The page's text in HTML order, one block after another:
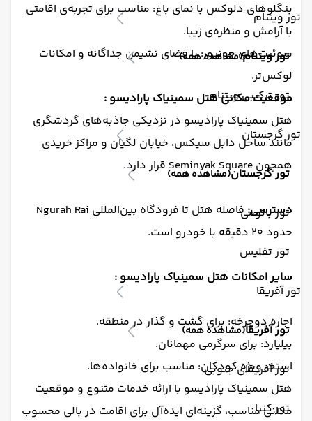
تور ویتنام
تور ویتنام(مشاهده همه)
تور ترکیبی ویتنام
تور گرجستان
تور گرجستان(مشاهده همه)
تور باتومی
تور تفلیس
تور آفریقا
تور آفریقا(مشاهده همه)
تور آفریقای جنوبی
تور کنیا
بنگلوهای دلوکس با نمای باغ: مناسب برای تجربه‌ی اقامتی
با آرامش و منظره‌ی زیبا.
سوئیت‌های جونیور: با فضای نشیمن جداگانه و امکانات
لوکس‌تر.
موقعیت مکانی هتل سمینیاک پارادیسو :
هتل سمینیاک پارادیسو در نزدیکی جاذبه‌های گردشگری
مانند ساحل دابل سیکس، خیابان لگیان و مراکز خریدی
همچون Seminyak Square قرار دارد.
دسترسی:
فاصله هتل تا فرودگاه بین‌المللی Ngurah Rai
حدود ۲۰ دقیقه با خودرو است.
سایر امکانات هتل سمینیاک پارادیسو :
اجاره دوچرخه: برای گشت و گذار در منطقه.
بیلیارد: برای سرگرمی مهمانان.
استخر ویژه کودکان: مناسب برای خانواده‌ها.
هتل سمینیاک پارادیسو با ارائه خدمات متنوع و موقعیت
مکانی مناسب، گزینه‌ای ایده‌آل برای اقامت در بالی محسوب